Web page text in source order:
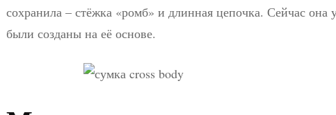
сохранила – стёжка «ромб» и длинная цепочка. Сейчас она
были созданы на её основе.